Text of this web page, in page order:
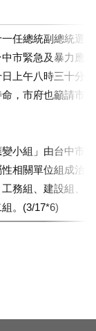
總統副總統選舉
市緊急及暴力應
上午八時三十分
，市府也籲請市
組」由台中市長
相關單位組成治
務組、建設組、
組。(3/17*6)